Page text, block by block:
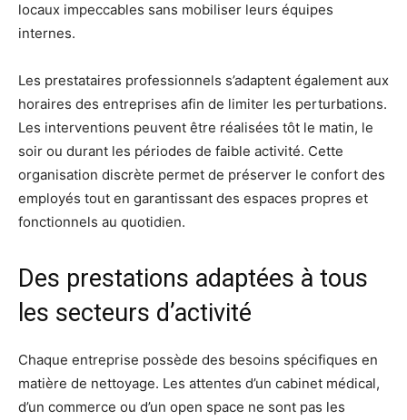
locaux impeccables sans mobiliser leurs équipes
internes.
Les prestataires professionnels s’adaptent également aux
horaires des entreprises afin de limiter les perturbations.
Les interventions peuvent être réalisées tôt le matin, le
soir ou durant les périodes de faible activité. Cette
organisation discrète permet de préserver le confort des
employés tout en garantissant des espaces propres et
fonctionnels au quotidien.
Des prestations adaptées à tous
les secteurs d’activité
Chaque entreprise possède des besoins spécifiques en
matière de nettoyage. Les attentes d’un cabinet médical,
d’un commerce ou d’un open space ne sont pas les